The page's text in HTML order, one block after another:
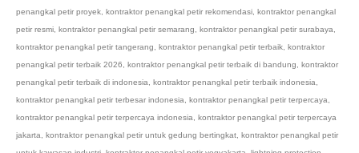
penangkal petir proyek, kontraktor penangkal petir rekomendasi, kontraktor penangkal
petir resmi, kontraktor penangkal petir semarang, kontraktor penangkal petir surabaya,
kontraktor penangkal petir tangerang, kontraktor penangkal petir terbaik, kontraktor
penangkal petir terbaik 2026, kontraktor penangkal petir terbaik di bandung, kontraktor
penangkal petir terbaik di indonesia, kontraktor penangkal petir terbaik indonesia,
kontraktor penangkal petir terbesar indonesia, kontraktor penangkal petir terpercaya,
kontraktor penangkal petir terpercaya indonesia, kontraktor penangkal petir terpercaya
jakarta, kontraktor penangkal petir untuk gedung bertingkat, kontraktor penangkal petir